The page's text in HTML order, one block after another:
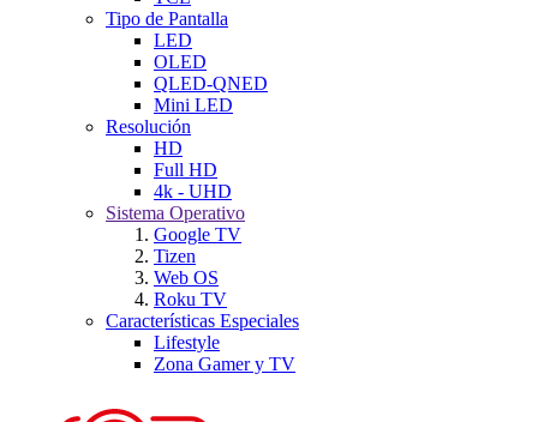
Tipo de Pantalla
LED
OLED
QLED-QNED
Mini LED
Resolución
HD
Full HD
4k - UHD
Sistema Operativo
Google TV
Tizen
Web OS
Roku TV
Características Especiales
Lifestyle
Zona Gamer y TV